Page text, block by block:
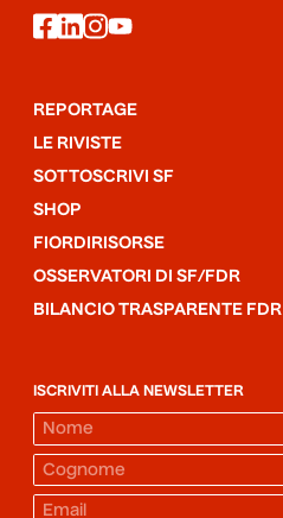
facebook
linkedin
instagram
youtube
REPORTAGE
LE RIVISTE
SOTTOSCRIVI SF
SHOP
FIORDIRISORSE
OSSERVATORI DI SF/FDR
BILANCIO TRASPARENTE FDR
ISCRIVITI ALLA NEWSLETTER